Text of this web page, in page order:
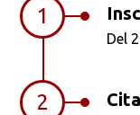
1
Del
2